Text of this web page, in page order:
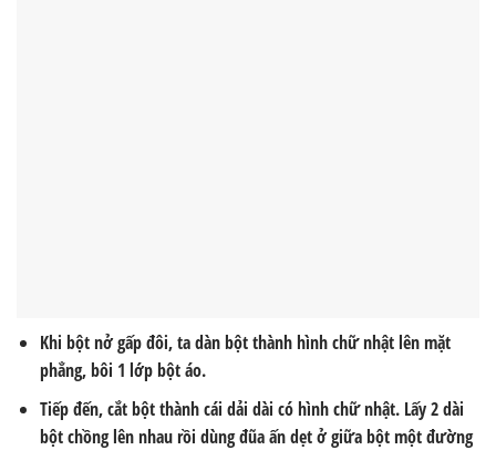
Khi bột nở gấp đôi, ta dàn bột thành hình chữ nhật lên mặt
phẳng, bôi 1 lớp bột áo.
Tiếp đến, cắt bột thành cái dải dài có hình chữ nhật. Lấy 2 dài
bột chồng lên nhau rồi dùng đũa ấn dẹt ở giữa bột một đường